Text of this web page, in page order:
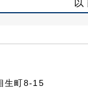
以
生町8-15